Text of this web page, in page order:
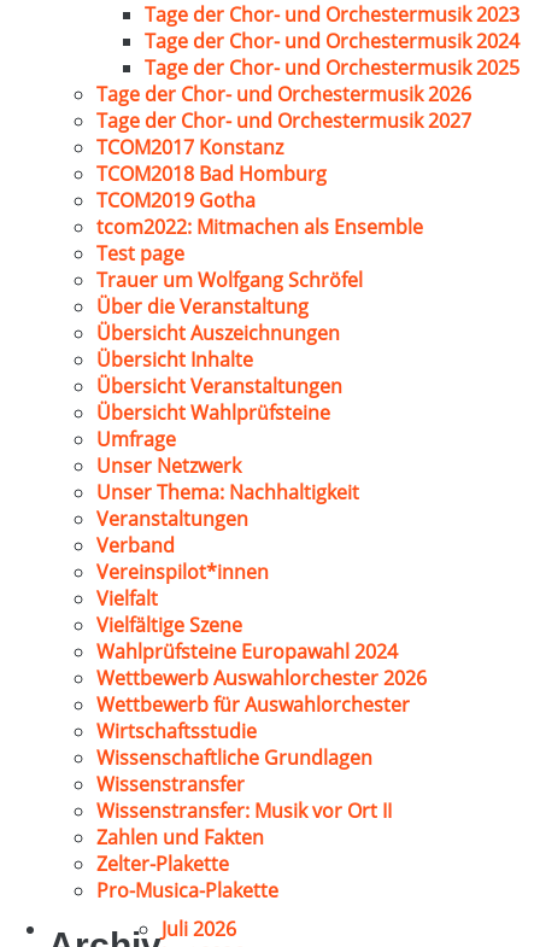
Tage der Chor- und Orchestermusik 2023
Tage der Chor- und Orchestermusik 2024
Tage der Chor- und Orchestermusik 2025
Tage der Chor- und Orchestermusik 2026
Tage der Chor- und Orchestermusik 2027
TCOM2017 Konstanz
TCOM2018 Bad Homburg
TCOM2019 Gotha
tcom2022: Mitmachen als Ensemble
Test page
Trauer um Wolfgang Schröfel
Über die Veranstaltung
Übersicht Auszeichnungen
Übersicht Inhalte
Übersicht Veranstaltungen
Übersicht Wahlprüfsteine
Umfrage
Unser Netzwerk
Unser Thema: Nachhaltigkeit
Veranstaltungen
Verband
Vereinspilot*innen
Vielfalt
Vielfältige Szene
Wahlprüfsteine Europawahl 2024
Wettbewerb Auswahlorchester 2026
Wettbewerb für Auswahlorchester
Wirtschaftsstudie
Wissenschaftliche Grundlagen
Wissenstransfer
Wissenstransfer: Musik vor Ort II
Zahlen und Fakten
Zelter-Plakette
Pro-Musica-Plakette
Juli 2026